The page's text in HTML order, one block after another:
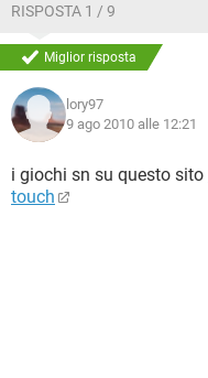
RISPOSTA 1 / 9
Miglior risposta
lory97
9 ago 2010 alle 12:21
i giochi sn su questo sito
touch